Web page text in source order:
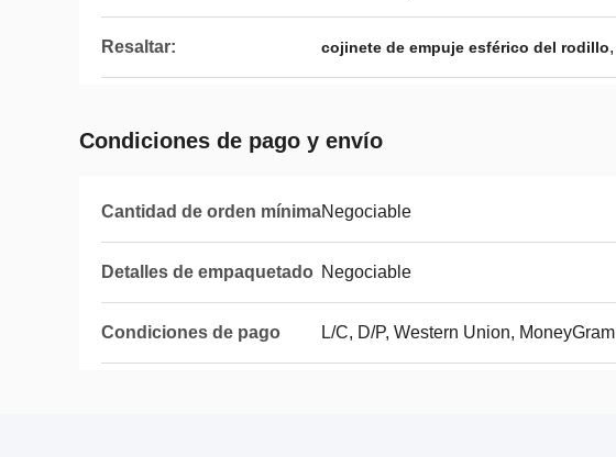
Resaltar: cojinete de empuje esférico del rodillo,
Condiciones de pago y envío
Cantidad de orden mínimaNegociable
Detalles de empaquetado Negociable
Condiciones de pago L/C, D/P, Western Union, MoneyGram